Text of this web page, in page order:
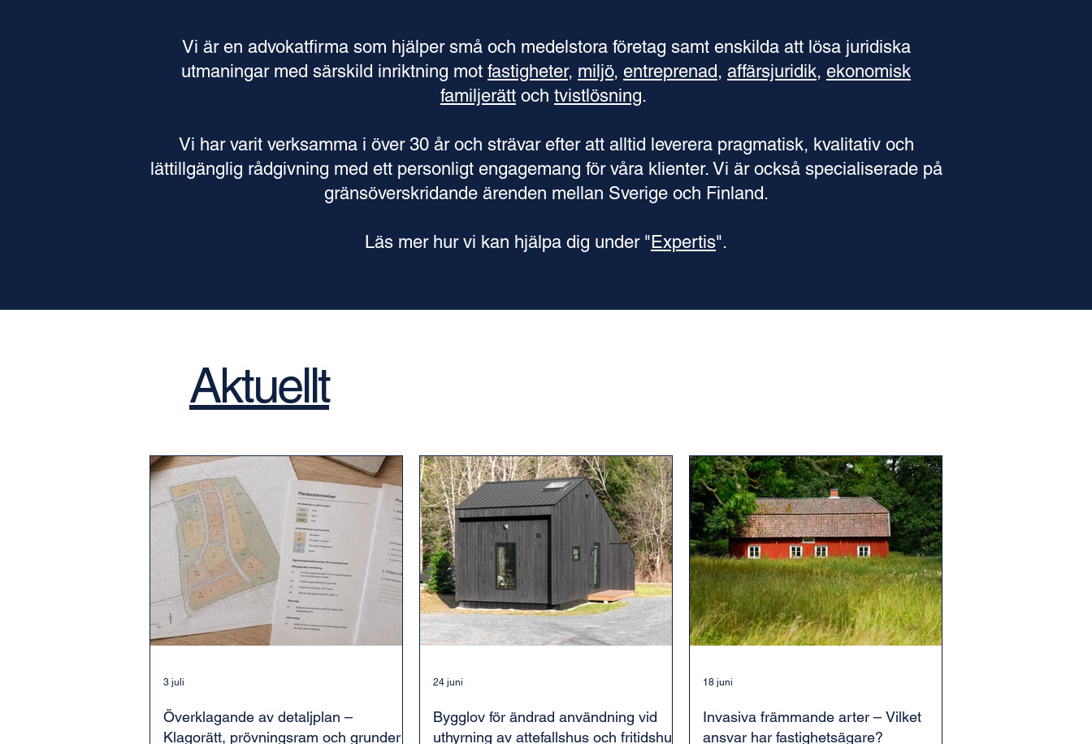
Vi är en advokatfirma som hjälper små och medelstora företag samt enskilda att lösa juridiska
utmaningar med särskild inriktning mot fastigheter, miljö, entreprenad, affärsjuridik, ekonomisk
familjerätt och tvistlösning.
Vi har varit verksamma i över 30 år och strävar efter att alltid leverera pragmatisk, kvalitativ och
lättillgänglig rådgivning med ett personligt engagemang för våra klienter.​ Vi är också specialiserade på
gränsöverskridande ärenden mellan Sverige och Finland.
Läs mer hur vi kan hjälpa dig under "Expertis".
Aktuellt
Överklagande av detaljplan –
Klagorätt, prövningsram och grunder
3 juli
Bygglov för ändrad användning vid
uthyrning av attefallshus och fritidshus
24 juni
Invasiva främmande arter – Vilket
ansvar har fastighetsägare?
18 juni